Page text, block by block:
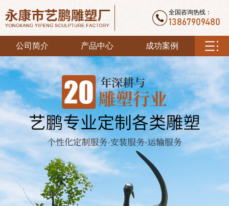
全国咨询热线：
13867909480
公司简介 产品中心 成功案例